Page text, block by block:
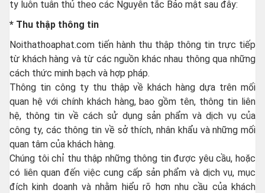
ty luôn tuân thủ theo các Nguyên tắc Bảo mật sau đây:
* Thu thập thông tin
Noithathoaphat.com tiến hành thu thập thông tin trực tiếp
từ khách hàng và từ các nguồn khác nhau thông qua những
cách thức minh bạch và hợp pháp.
Thông tin công ty thu thập về khách hàng dựa trên mối
quan hệ với chính khách hàng, bao gồm tên, thông tin liên
hệ, thông tin về cách sử dụng sản phẩm và dịch vụ của
công ty, các thông tin về sở thích, nhân khẩu và những mối
quan tâm của khách hàng.
Chúng tôi chỉ thu thập những thông tin được yêu cầu, hoặc
có liên quan đến việc cung cấp sản phẩm và dịch vụ, mục
đích kinh doanh và nhằm hiểu rõ hơn nhu cầu của khách